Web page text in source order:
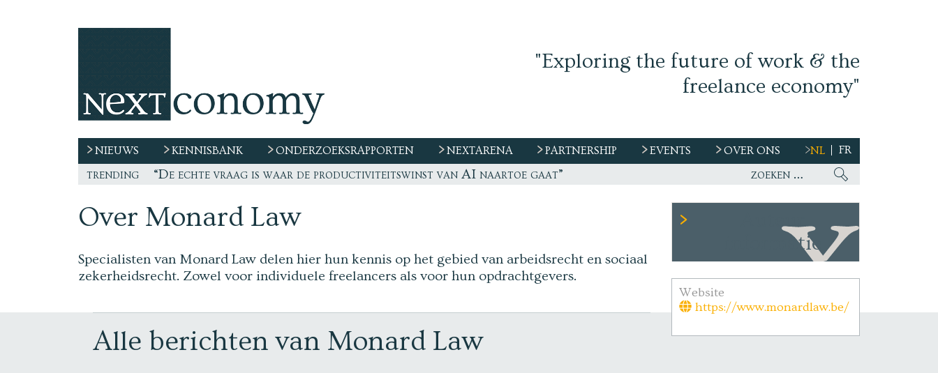
"Exploring the future of work & the
freelance economy"
NIEUWS KENNISBANK ONDERZOEKSRAPPORTEN NEXTARENA PARTNERSHIP EVENTS OVER ONS NL FR
trending “De echte vraag is waar de productiviteitswinst van AI naartoe gaat”
Over Monard Law
Specialisten van Monard Law delen hier hun kennis op het gebied van arbeidsrecht en sociaal
zekerheidsrecht. Zowel voor individuele freelancers als voor hun opdrachtgevers.
Alle berichten van Monard Law
Auteur
informatie
Website
https://www.monardlaw.be/